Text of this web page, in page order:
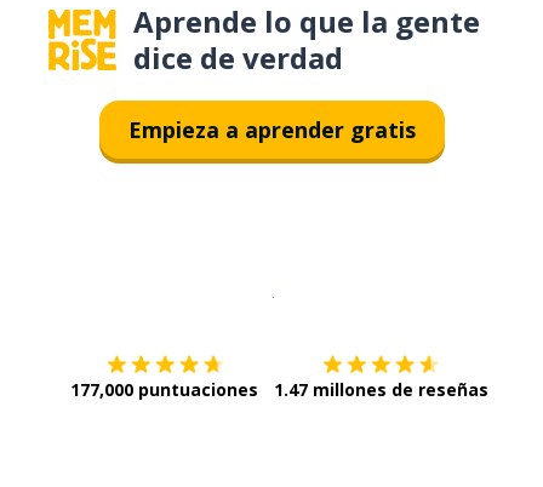
Aprende lo que la gente
dice de verdad
Empieza a aprender gratis
177,000 puntuaciones 1.47 millones de reseñas